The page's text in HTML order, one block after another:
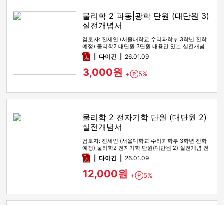
물리학 2 파동|광학 단원 (대단원 3)
실전개념서
검토자: 진세인 (서울대학교 수리과학부 3학년 진학
예정) 물리학2 대단원 3단원 내용만 있는 실전개념
전자책입니다. 기본개…
pdf다이긴 26.01.09
3,000원 + Point
5%
물리학 2 전자기학 단원 (대단원 2)
실전개념서
검토자: 진세인 (서울대학교 수리과학부 3학년 진학
예정) 물리학2 전자기학 단원(대단원 2) 실전개념 전
자책입니다. 0. …
pdf다이긴 26.01.09
12,000원 + Point
5%